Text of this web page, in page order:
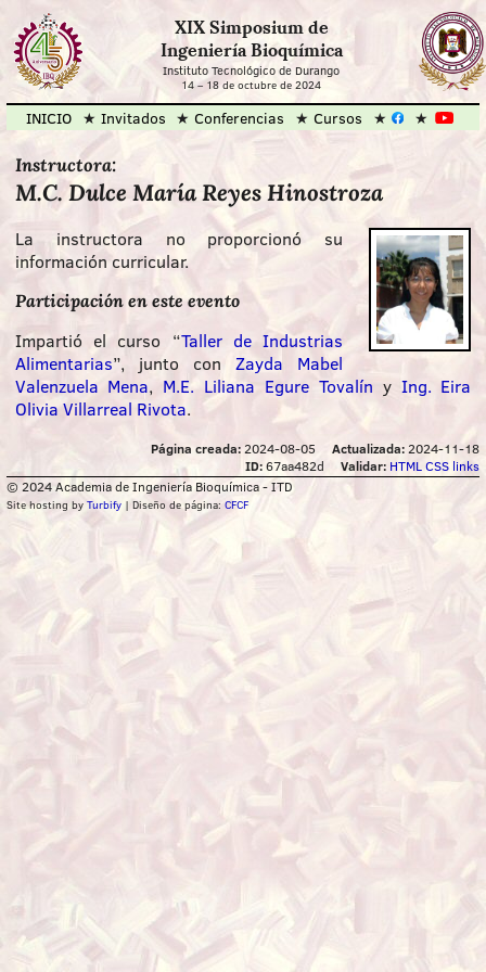
XIX Simposium de
Ingeniería Bioquímica
Instituto Tecnológico de Durango
14– 18 de octubre de 2024
INICIO Invitados Conferencias Cursos
Instructora:
M.C. Dulce María Reyes Hinostroza
La instructora no proporcionó su
información curricular.
Participación en este evento
Impartió el curso “Taller de Industrias
Alimentarias”, junto conZayda Mabel
Valenzuela Mena, M.E. Liliana Egure Tovalín y Ing. Eira
Olivia Villarreal Rivota.
Página creada: 2024-08-05 Actualizada: 2024-11-18
ID:67aa482d Validar: HTML CSS links
© 2024 Academia de Ingeniería Bioquímica - ITD
Site hosting by Turbify| Diseño de página: CFCF